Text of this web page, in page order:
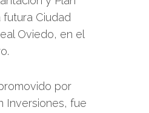
futura Ciudad
Oviedo, en el
por
Inversiones, fue